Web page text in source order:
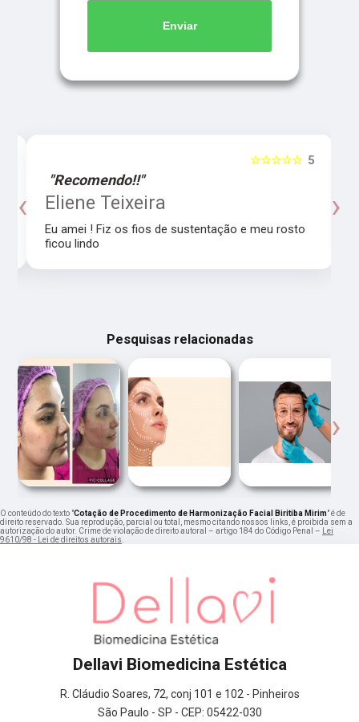
Enviar
5
☆☆☆☆☆
"Recomendo!!"
Eliene Teixeira
Eu amei ! Fiz os fios de sustentação e meu rosto
ficou lindo
‹ ›
Pesquisas relacionadas
‹ ›
O conteúdo do texto "Cotação de Procedimento de Harmonização Facial Biritiba Mirim" é de
direito reservado. Sua reprodução, parcial ou total, mesmo citando nossos links, é proibida sem a
autorização do autor. Crime de violação de direito autoral – artigo 184 do Código Penal –
Lei
9610/98 - Lei de direitos autorais
Dellavi Biomedicina Estética
R. Cláudio Soares, 72, conj 101 e 102 - Pinheiros
São Paulo - SP - CEP: 05422-030